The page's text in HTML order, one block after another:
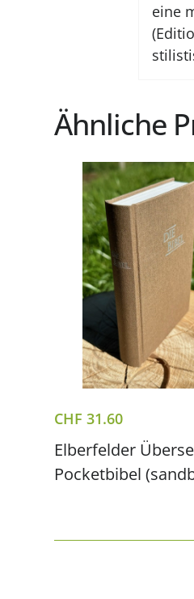
eine
Ähnliche
CHF 31.60
Elberfelder
Pocketbibel